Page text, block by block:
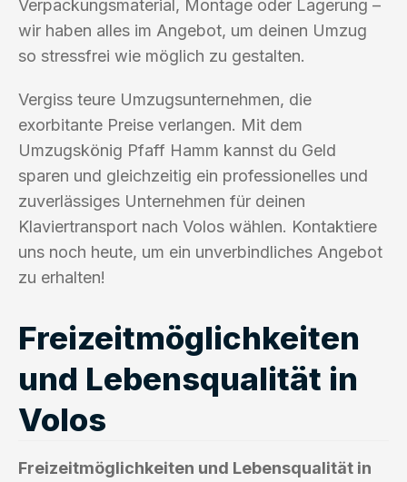
Verpackungsmaterial, Montage oder Lagerung –
wir haben alles im Angebot, um deinen Umzug
so stressfrei wie möglich zu gestalten.
Vergiss teure Umzugsunternehmen, die
exorbitante Preise verlangen. Mit dem
Umzugskönig Pfaff Hamm kannst du Geld
sparen und gleichzeitig ein professionelles und
zuverlässiges Unternehmen für deinen
Klaviertransport nach Volos wählen. Kontaktiere
uns noch heute, um ein unverbindliches Angebot
zu erhalten!
Freizeitmöglichkeiten
und Lebensqualität in
Volos
Freizeitmöglichkeiten und Lebensqualität in